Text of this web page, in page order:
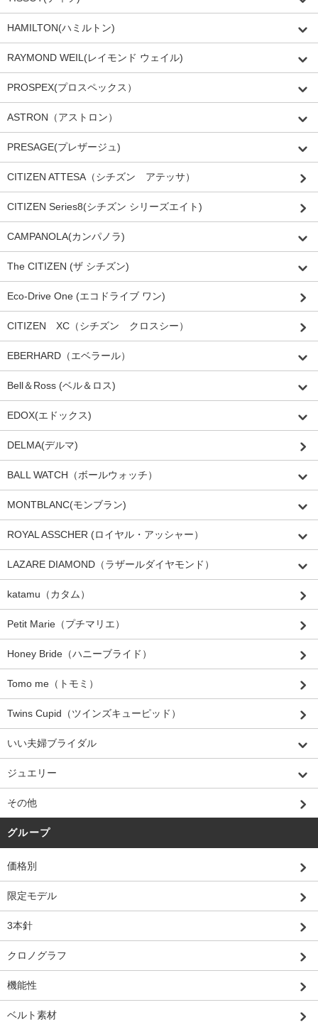
HAMILTON(ハミルトン)
RAYMOND WEIL(レイモンド ウェイル)
PROSPEX(プロスペックス）
ASTRON（アストロン）
PRESAGE(プレザージュ)
CITIZEN ATTESA（シチズン アテッサ）
CITIZEN Series8(シチズン シリーズエイト)
CAMPANOLA(カンパノラ)
The CITIZEN (ザ シチズン)
Eco-Drive One (エコドライブ ワン)
CITIZEN XC（シチズン クロスシー）
EBERHARD（エベラール）
Bell＆Ross (ベル＆ロス)
EDOX(エドックス)
DELMA(デルマ)
BALL WATCH（ボールウォッチ）
MONTBLANC(モンブラン)
ROYAL ASSCHER (ロイヤル・アッシャー）
LAZARE DIAMOND（ラザールダイヤモンド）
katamu（カタム）
Petit Marie（プチマリエ）
Honey Bride（ハニーブライド）
Tomo me（トモミ）
Twins Cupid（ツインズキューピッド）
いい夫婦ブライダル
ジュエリー
その他
グループ
価格別
限定モデル
3本針
クロノグラフ
機能性
ベルト素材